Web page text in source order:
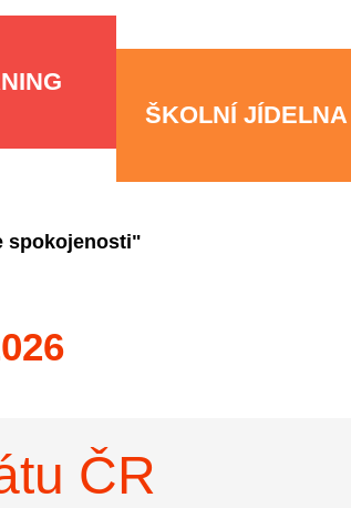
spokojenosti"
ŠKOLNÍ JÍDELNA
ČR